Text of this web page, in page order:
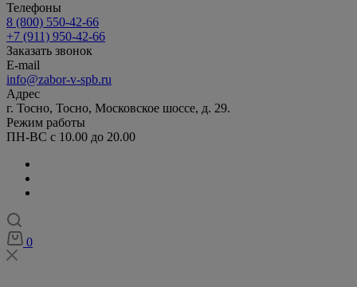
Телефоны
8 (800) 550-42-66
+7 (911) 950-42-66
Заказать звонок
E-mail
info@zabor-v-spb.ru
Адрес
г. Тосно, Тосно, Московское шоссе, д. 29.
Режим работы
ПН-ВС с 10.00 до 20.00
0